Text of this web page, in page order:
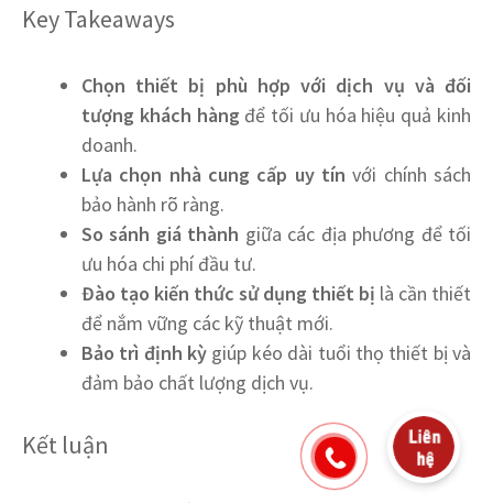
Key Takeaways
Chọn thiết bị phù hợp với dịch vụ và đối
tượng khách hàng để tối ưu hóa hiệu quả kinh
doanh.
Lựa chọn nhà cung cấp uy tín với chính sách
bảo hành rõ ràng.
So sánh giá thành giữa các địa phương để tối
ưu hóa chi phí đầu tư.
Đào tạo kiến thức sử dụng thiết bị là cần thiết
để nắm vững các kỹ thuật mới.
Bảo trì định kỳ giúp kéo dài tuổi thọ thiết bị và
đảm bảo chất lượng dịch vụ.
Kết luận